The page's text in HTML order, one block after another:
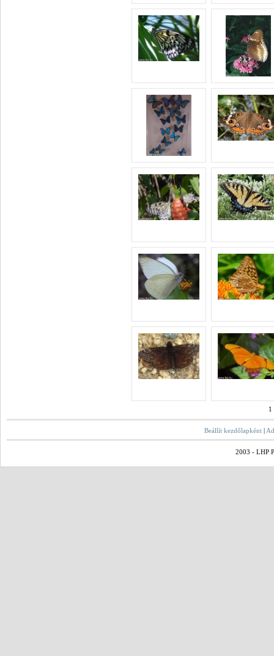
1
Beállít kezdőlapként |
2003 - LHP